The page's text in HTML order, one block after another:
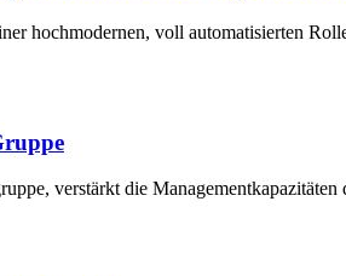
hochmodernen, voll automatisierten
verstärkt die